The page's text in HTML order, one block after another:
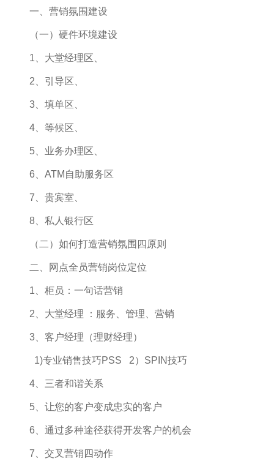
一、营销氛围建设
（一）硬件环境建设
1、大堂经理区、
2、引导区、
3、填单区、
4、等候区、
5、业务办理区、
6、ATM自助服务区
7、贵宾室、
8、私人银行区
（二）如何打造营销氛围四原则
二、网点全员营销岗位定位
1、柜员：一句话营销
2、大堂经理 ：服务、管理、营销
3、客户经理（理财经理）
1)专业销售技巧PSS 2）SPIN技巧
4、三者和谐关系
5、让您的客户变成忠实的客户
6、通过多种途径获得开发客户的机会
7、交叉营销四动作